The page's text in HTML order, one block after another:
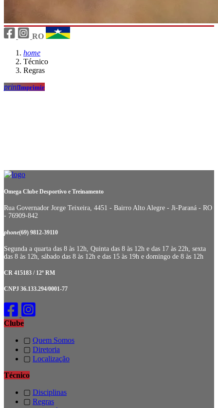
RO
home
Técnico
Regras
printImprimir
Omega Clube Desportivo e Treinamento
Rua Governador Jorge Teixeira, 4451 - Bairro Alto Alegre - Ji-Paraná - RO
- 76909-842
phone(69) 9812-39110
Segunda a quarta das 8 às 12h, Quinta das 8 às 12h e das 17 às 22h, sexta
das 8 às 12h, sábado das 8 às 12h e das 15 às 19h e domingo de 8 às 12h
CR 415183 / 12ª RM
CNPJ 36.133.294/0001-77
Clube
▢ Quem Somos
▢ Diretoria
▢ Localização
Técnico
▢ Disciplinas
▢ Regras